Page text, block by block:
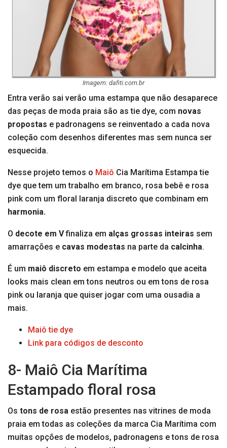
Imagem: dafiti.com.br
Entra verão sai verão uma estampa que não desaparece
das peças de moda praia são as tie dye, com novas
propostas e padronagens se reinventado a cada nova
coleção com desenhos diferentes mas sem nunca ser
esquecida.
Nesse projeto temos o Maiô Cia Marítima Estampa tie
dye que tem um trabalho em branco, rosa bebê e rosa
pink com um floral laranja discreto que combinam em
harmonia.
O decote em Vfinaliza em alças grossas inteiras sem
amarrações e cavas modestas na parte da calcinha.
É um maiô discreto em estampa e modelo que aceita
looks mais clean em tons neutros ou em tons de rosa
pink ou laranja que quiser jogar com uma ousadia a
mais.
Maiô tie dye
Link para códigos de desconto
8- Maiô Cia Marítima
Estampado floral rosa
Os tons de rosa estão presentes nas vitrines de moda
praia em todas as coleções da marca Cia Marítima com
muitas opções de modelos, padronagens e tons de rosa